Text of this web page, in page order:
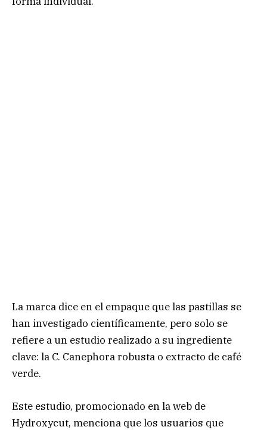
La marca dice en el empaque que las pastillas se
han investigado científicamente, pero solo se
refiere a un estudio realizado a su ingrediente
clave: la C. Canephora robusta o extracto de café
verde.
Este estudio, promocionado en la web de
Hydroxycut, menciona que los usuarios que